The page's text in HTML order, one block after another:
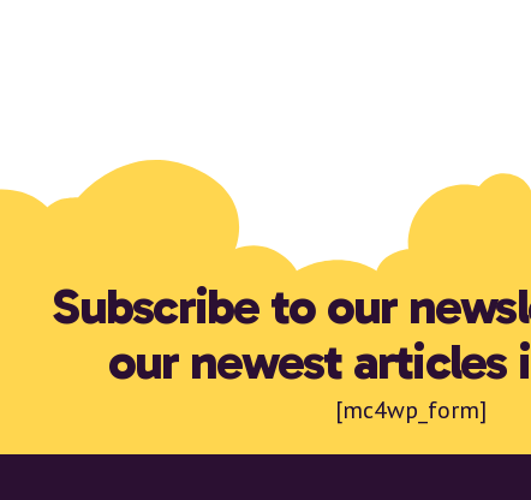
Subscribe to our
our newest articles
[mc4wp_form]